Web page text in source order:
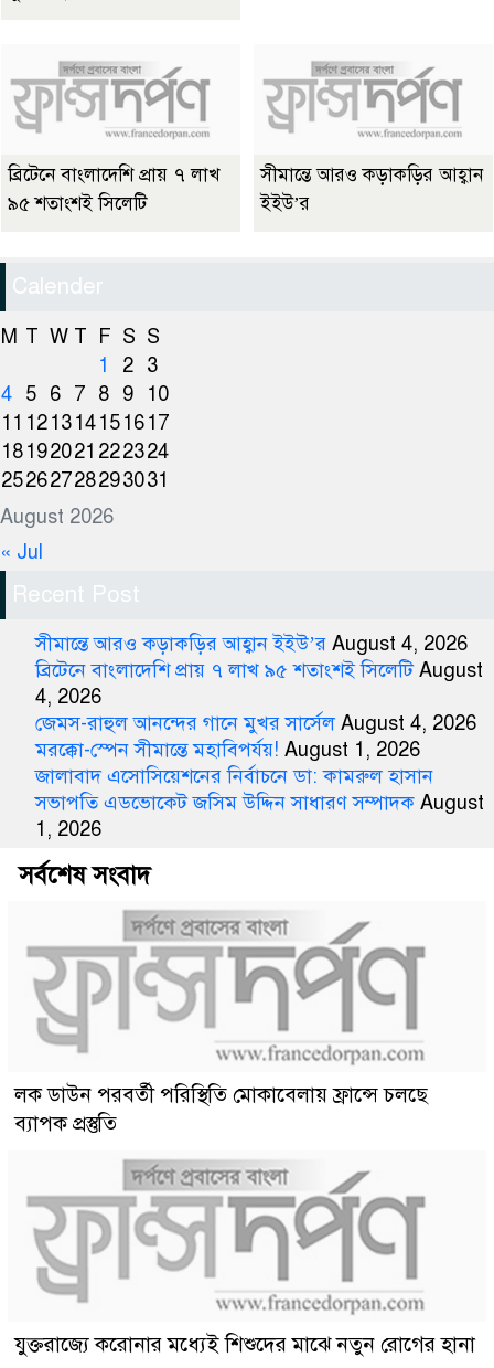
ব্রিটেনে বাংলাদেশি প্রায় ৭ লাখ
৯৫ শতাংশই সিলেটি
সীমান্তে আরও কড়াকড়ির আহ্বান
ইইউ’র
Calender
August 2026
M T W T F S S
1
2 3
4 5 6 7 8 9
10
11 121314151617
18192021 222324
25262728293031
« Jul
Recent Post
সীমান্তে আরও কড়াকড়ির আহ্বান ইইউ’র August 4, 2026
ব্রিটেনে বাংলাদেশি প্রায় ৭ লাখ ৯৫ শতাংশই সিলেটি August
4, 2026
জেমস-রাহুল আনন্দের গানে মুখর সার্সেল August 4, 2026
মরক্কো-স্পেন সীমান্তে মহাবিপর্যয়! August 1, 2026
জালাবাদ এসোসিয়েশনের নির্বাচনে ডা: কামরুল হাসান
সভাপতি এডভোকেট জসিম উদ্দিন সাধারণ সম্পাদক August
1, 2026
সর্বশেষ সংবাদ
লক ডাউন পরবর্তী পরিস্থিতি মোকাবেলায় ফ্রান্সে চলছে
ব্যাপক প্রস্তুতি
যুক্তরাজ্যে করোনার মধ্যেই শিশুদের মাঝে নতুন রোগের হানা